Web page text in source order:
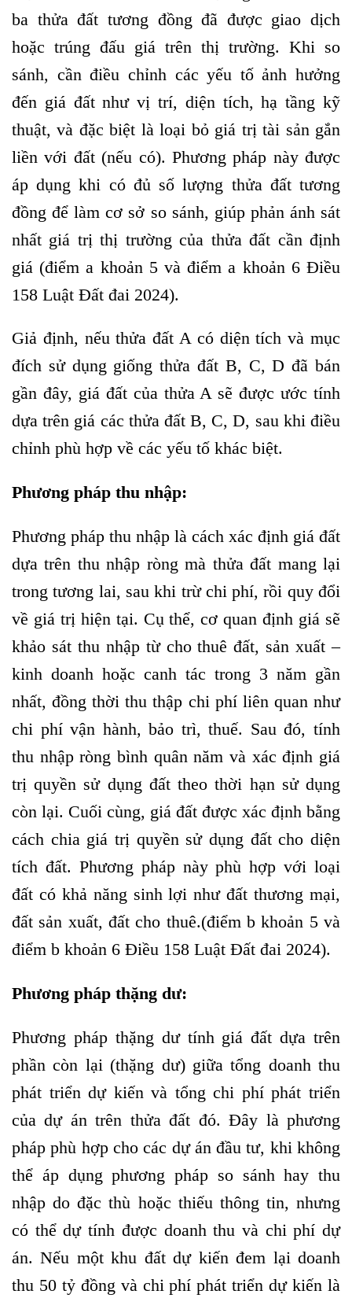
ba thửa đất tương đồng đã được giao dịch
hoặc trúng đấu giá trên thị trường. Khi so
sánh, cần điều chỉnh các yếu tố ảnh hưởng
đến giá đất như vị trí, diện tích, hạ tầng kỹ
thuật, và đặc biệt là loại bỏ giá trị tài sản gắn
liền với đất (nếu có). Phương pháp này được
áp dụng khi có đủ số lượng thửa đất tương
đồng để làm cơ sở so sánh, giúp phản ánh sát
nhất giá trị thị trường của thửa đất cần định
giá (điểm a khoản 5 và điểm a khoản 6 Điều
158 Luật Đất đai 2024).
Giả định, nếu thửa đất A có diện tích và mục
đích sử dụng giống thửa đất B, C, D đã bán
gần đây, giá đất của thửa A sẽ được ước tính
dựa trên giá các thửa đất B, C, D, sau khi điều
chỉnh phù hợp về các yếu tố khác biệt.
Phương pháp thu nhập:
Phương pháp thu nhập là cách xác định giá đất
dựa trên thu nhập ròng mà thửa đất mang lại
trong tương lai, sau khi trừ chi phí, rồi quy đổi
về giá trị hiện tại. Cụ thể, cơ quan định giá sẽ
khảo sát thu nhập từ cho thuê đất, sản xuất –
kinh doanh hoặc canh tác trong 3 năm gần
nhất, đồng thời thu thập chi phí liên quan như
chi phí vận hành, bảo trì, thuế. Sau đó, tính
thu nhập ròng bình quân năm và xác định giá
trị quyền sử dụng đất theo thời hạn sử dụng
còn lại. Cuối cùng, giá đất được xác định bằng
cách chia giá trị quyền sử dụng đất cho diện
tích đất. Phương pháp này phù hợp với loại
đất có khả năng sinh lợi như đất thương mại,
đất sản xuất, đất cho thuê.(điểm b khoản 5 và
điểm b khoản 6 Điều 158 Luật Đất đai 2024).
Phương pháp thặng dư:
Phương pháp thặng dư tính giá đất dựa trên
phần còn lại (thặng dư) giữa tổng doanh thu
phát triển dự kiến và tổng chi phí phát triển
của dự án trên thửa đất đó. Đây là phương
pháp phù hợp cho các dự án đầu tư, khi không
thể áp dụng phương pháp so sánh hay thu
nhập do đặc thù hoặc thiếu thông tin, nhưng
có thể dự tính được doanh thu và chi phí dự
án. Nếu một khu đất dự kiến đem lại doanh
thu 50 tỷ đồng và chi phí phát triển dự kiến là